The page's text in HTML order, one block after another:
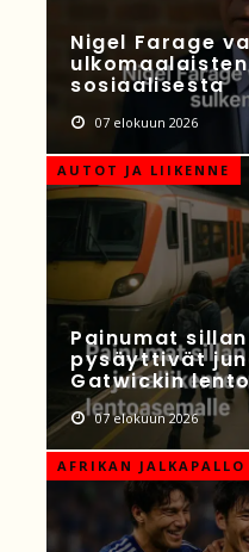
Nigel Farage
sosiaalisesta
07 elokuun 2026
AUTOT JA LIIKENNE
Painumat
pysäyttivät
Gatwickin
07 elokuun 2026
AFRIKAN JALKAPALLO